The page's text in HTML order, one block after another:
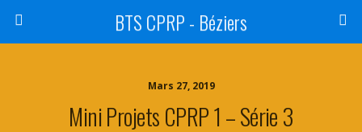
BTS CPRP - Béziers
Mars 27, 2019
Mini Projets CPRP 1 – Série 3